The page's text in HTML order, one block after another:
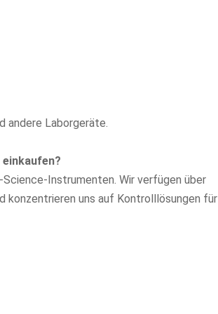
andere Laborgeräte.
Instrumenten. Wir verfügen über
konzentrieren uns auf Kontrolllösungen für